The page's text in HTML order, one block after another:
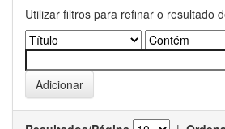
Utilizar filtros para refinar o resultado